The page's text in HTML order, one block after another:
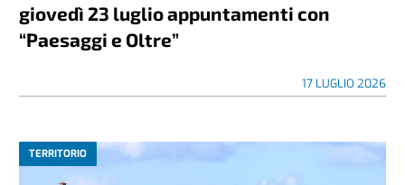
giovedì 23 luglio appuntamenti con
“Paesaggi e Oltre”
17 LUGLIO 2026
TERRITORIO